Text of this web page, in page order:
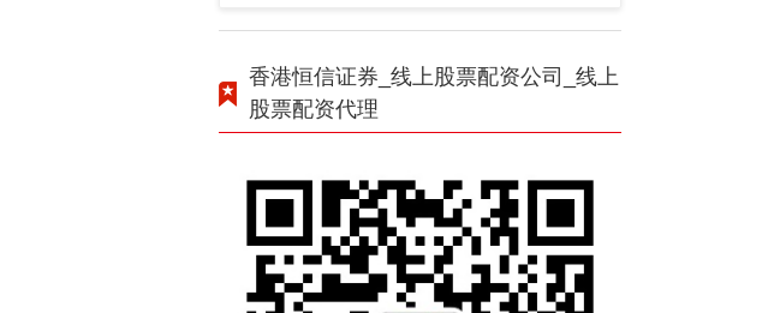
香港恒信证券_线上股票配资公司_线上
股票配资代理